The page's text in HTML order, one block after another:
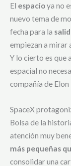
El espacioya no
nuevo tema de
fecha para la
empiezan a mirar
Y lo cierto es que
espacial no
compañía de Elon
SpaceX
Bolsa de la
atención muy
más pequeñas
consolidar una